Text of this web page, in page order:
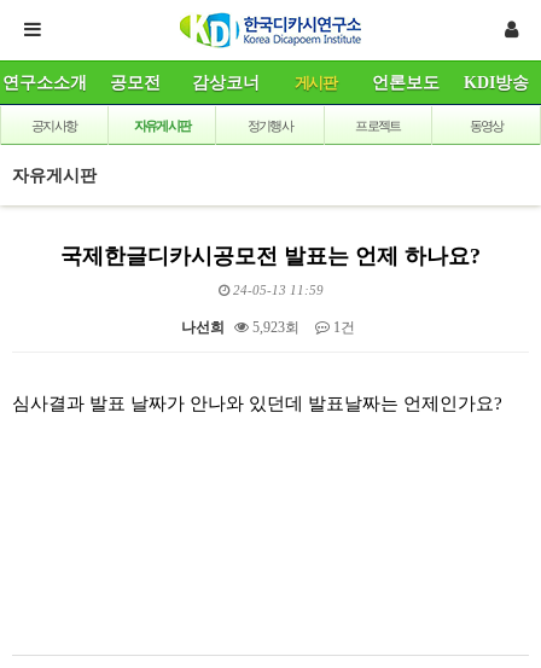
연구소소개 공모전 감상코너 게시판 언론보도 KDI방송
공지사항 자유게시판 정기행사 프로젝트 동영상
자유게시판
국제한글디카시공모전 발표는 언제 하나요?
24-05-13 11:59
나선희 5,923회 1건
심사결과 발표 날짜가 안나와 있던데 발표날짜는 언제인가요?